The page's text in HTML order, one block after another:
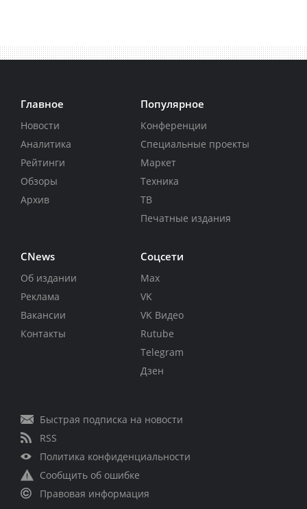
Главное
Новости
Аналитика
Рейтинги
Обзоры
Архив
Популярное
Конференции
Специальные проекты
Маркет
Техника
ТВ
Печатные издания
CNews
Об издании
Реклама
Вакансии
Контакты
Соцсети
Max
VK
VK Видео
Rutube
Telegram
Дзен
Быстрая подписка на новости
RSS
Политика конфиденциальности
Сообщить об ошибке
Правовая информация